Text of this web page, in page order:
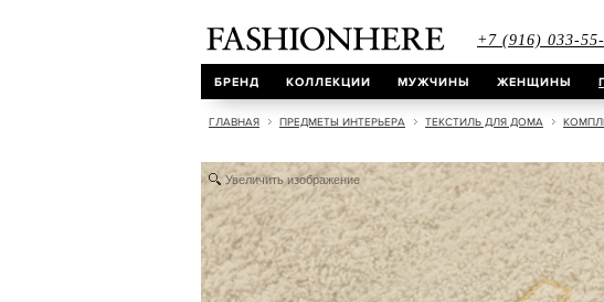
+7 (916) 033-
БРЕНД КОЛЛЕКЦИИ МУЖЧИНЫ ЖЕНЩИНЫ
ГЛАВНАЯ ПРЕДМЕТЫ ИНТЕРЬЕРА ТЕКСТИЛЬ ДЛЯ ДОМА
Увеличить изображение